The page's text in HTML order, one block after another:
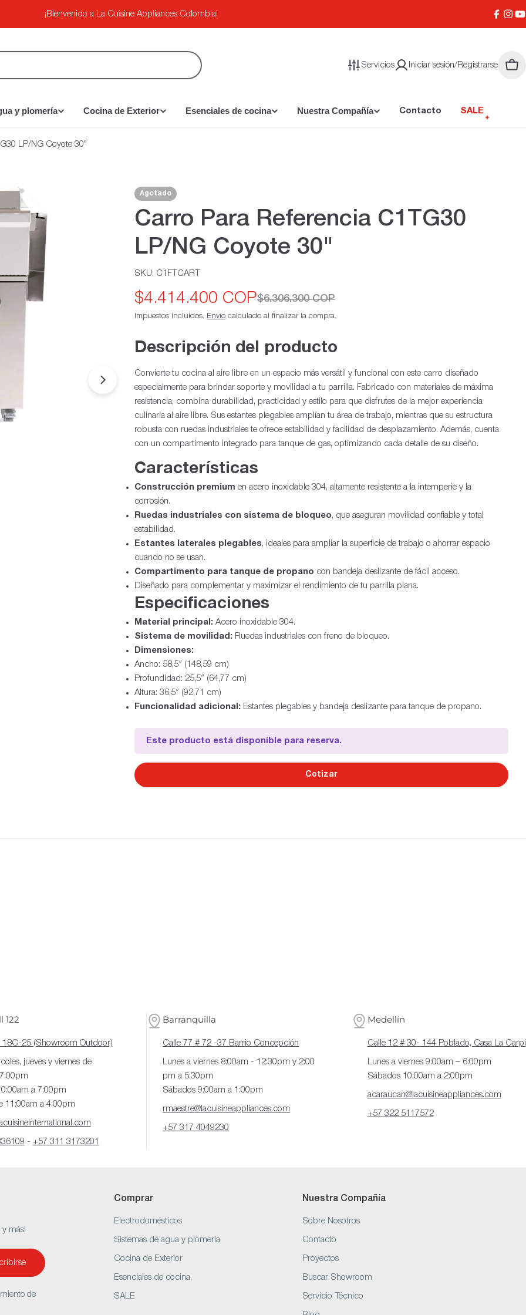
¡Bienvenido a La Cuisine Appliances Colombia!
Servicios Iniciar sesión/Registrarse
y plomería Cocina de Exterior Esenciales de cocina Nuestra Compañía Contacto SALE
LP/NG Coyote 30"
Abrir medios 1 en modal
Agotado
Carro Para Referencia C1TG30
LP/NG Coyote 30"
SKU: C1FTCART
Precio
de
oferta
$4.414.400 COP
Precio
habitual
$6.306.300 COP
Impuestos incluidos. Envío calculado al finalizar la compra.
Descripción del producto
Convierte tu cocina al aire libre en un espacio más versátil y funcional con este carro diseñado
especialmente para brindar soporte y movilidad a tu parrilla. Fabricado con materiales de máxima
resistencia, combina durabilidad, practicidad y estilo para que disfrutes de la mejor experiencia
culinaria al aire libre. Sus estantes plegables amplían tu área de trabajo, mientras que su estructura
robusta con ruedas industriales te ofrece estabilidad y facilidad de desplazamiento. Además, cuenta
con un compartimento integrado para tanque de gas, optimizando cada detalle de su diseño.
Características
Construcción premium en acero inoxidable 304, altamente resistente a la intemperie y la
corrosión.
Ruedas industriales con sistema de bloqueo, que aseguran movilidad confiable y total
estabilidad.
Estantes laterales plegables, ideales para ampliar la superficie de trabajo o ahorrar espacio
cuando no se usan.
Compartimento para tanque de propano con bandeja deslizante de fácil acceso.
Diseñado para complementar y maximizar el rendimiento de tu parrilla plana.
Especificaciones
Material principal: Acero inoxidable 304.
Sistema de movilidad: Ruedas industriales con freno de bloqueo.
Dimensiones:
Ancho: 58,5″ (148,59 cm)
Profundidad: 25,5″ (64,77 cm)
Altura: 36,5″ (92,71 cm)
Funcionalidad adicional: Estantes plegables y bandeja deslizante para tanque de propano.
Este producto está disponible para reserva.
Cotizar
122
18C-25 (Showroom Outdoor)
jueves y viernes de
a 7:00pm
11:00am a 4:00pm
- +57 311 3173201
Barranquilla
Calle 77 # 72 -37 Barrio Concepción
Lunes a viernes 8:00am - 12:30pm y 2:00
pm a 5:30pm
Sábados 9:00am a 1:00pm
rmaestre@lacuisineappliances.com
+57 317 4049230
Medellín
Calle 12 # 30- 144 Poblado, Casa La Carpi
Lunes a viernes 9:00am – 6:00pm
Sábados 10:00am a 2:00pm
acaraucan@lacuisineappliances.com
+57 322 5117572
y más!
de
Comprar
Electrodomésticos
Sistemas de agua y plomería
Cocina de Exterior
Esenciales de cocina
SALE
Nuestra Compañía
Sobre Nosotros
Contacto
Proyectos
Buscar Showroom
Servicio Técnico